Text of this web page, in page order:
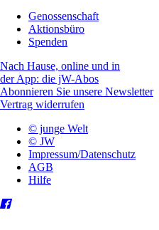
Genossenschaft
Aktionsbüro
Spenden
Nach Hause, online und in
der App: die jW-Abos
Abonnieren Sie unsere Newsletter
Vertrag widerrufen
© junge Welt
© JW
Impressum/Datenschutz
AGB
Hilfe